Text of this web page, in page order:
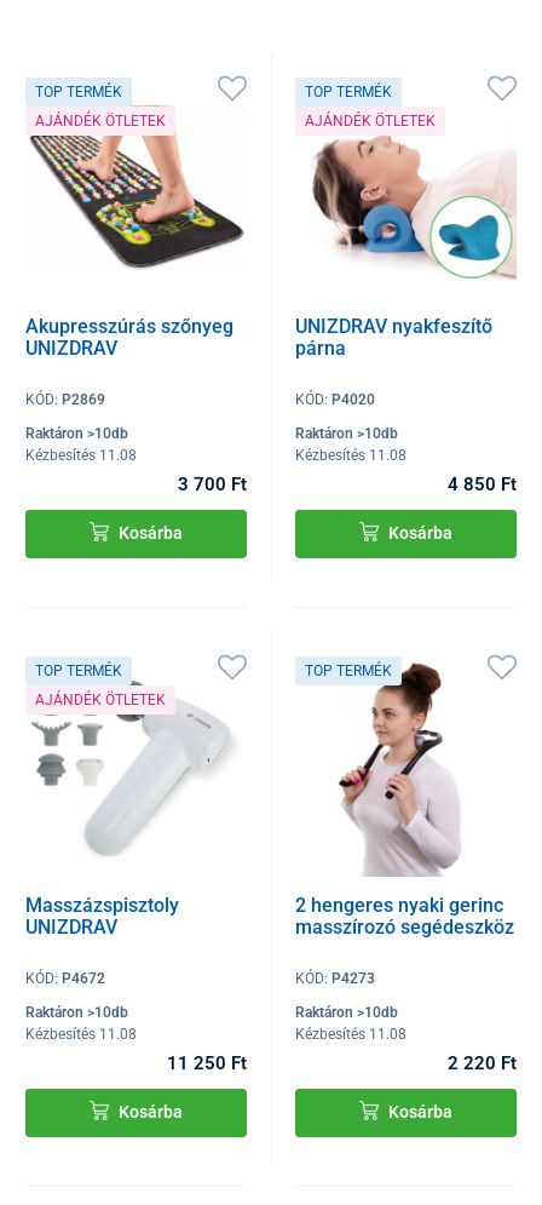
TOP TERMÉK
AJÁNDÉK ÖTLETEK
Akupresszúrás szőnyeg
UNIZDRAV
KÓD: P2869
Raktáron >10db
Kézbesítés 11.08
3 700 Ft
Kosárba
TOP TERMÉK
AJÁNDÉK ÖTLETEK
UNIZDRAV nyakfeszítő
párna
KÓD:P4020
Raktáron >10db
Kézbesítés 11.08
4 850 Ft
Kosárba
TOP TERMÉK
AJÁNDÉK ÖTLETEK
Masszázspisztoly
UNIZDRAV
KÓD: P4672
Raktáron >10db
Kézbesítés 11.08
11 250 Ft
Kosárba
TOP TERMÉK
2 hengeres nyaki gerinc
masszírozó segédeszköz
KÓD:P4273
Raktáron >10db
Kézbesítés 11.08
2 220 Ft
Kosárba